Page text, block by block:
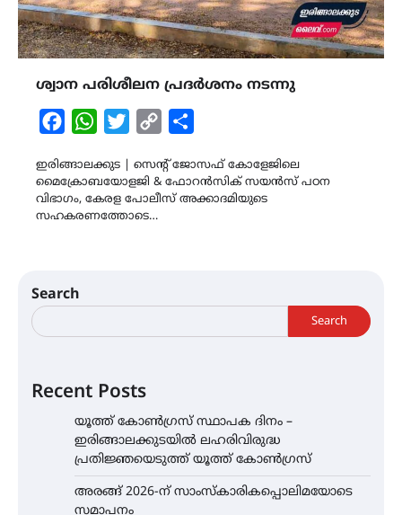
ശ്വാന പരിശീലന പ്രദർശനം നടന്നു
FacebookWhatsAppTwitterCopy
ഇരിങ്ങാലക്കുട | സെൻ്റ് ജോസഫ് കോളേജിലെ
മൈക്രോബയോളജി & ഫോറൻസിക് സയൻസ് പഠന
വിഭാഗം, കേരള പോലീസ് അക്കാദമിയുടെ
സഹകരണത്തോടെ…
Search
Search
Recent Posts
യൂത്ത് കോൺഗ്രസ്‌ സ്ഥാപക ദിനം –
ഇരിങ്ങാലക്കുടയിൽ ലഹരിവിരുദ്ധ
പ്രതിജ്ഞയെടുത്ത് യൂത്ത് കോൺഗ്രസ്
അരങ്ങ് 2026-ന് സാംസ്കാരികപ്പൊലിമയോടെ
സമാപനം